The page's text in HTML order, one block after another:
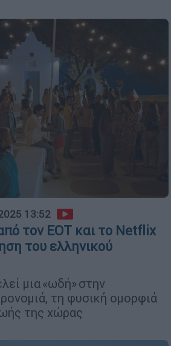
13:52
τον ΕΟΤ και το Netflix
του ελληνικού
μια «ωδή» στην
τη φυσική ομορφιά
της χώρας